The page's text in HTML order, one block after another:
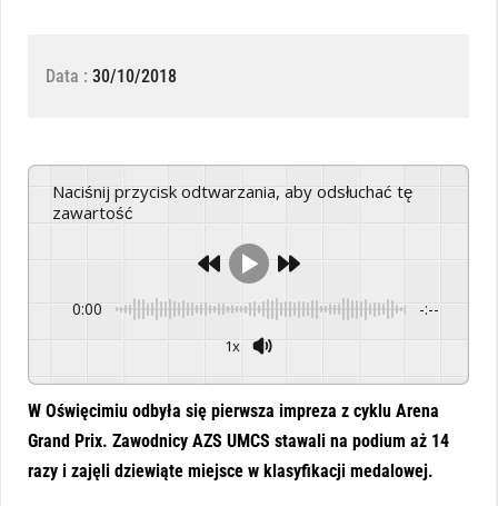
Data : 30/10/2018
Naciśnij przycisk odtwarzania, aby odsłuchać tę
zawartość
0:00 -:--
1x
W Oświęcimiu odbyła się pierwsza impreza z cyklu Arena
Grand Prix. Zawodnicy AZS UMCS stawali na podium aż 14
razy i zajęli dziewiąte miejsce w klasyfikacji medalowej.